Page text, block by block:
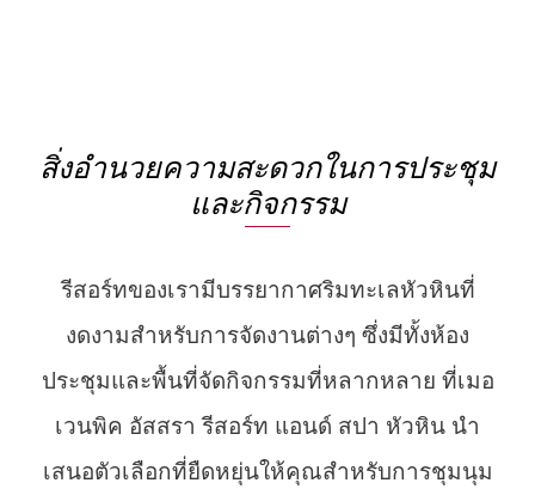
สิ่งอำนวยความสะดวกในการประชุม
และกิจกรรม
รีสอร์ทของเรามีบรรยากาศริมทะเลหัวหินที่
งดงามสำหรับการจัดงานต่างๆ ซึ่งมีทั้งห้อง
ประชุมและพื้นที่จัดกิจกรรมที่หลากหลาย ที่เมอ
เวนพิค อัสสรา รีสอร์ท แอนด์ สปา หัวหิน นำ
เสนอตัวเลือกที่ยืดหยุ่นให้คุณสำหรับการชุมนุม